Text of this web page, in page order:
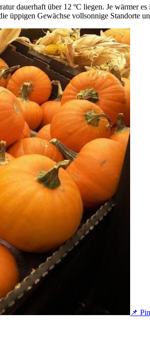
dauerhaft über 12 ºC liegen. Je wärmer
üppigen Gewächse vollsonnige Standorte
📌